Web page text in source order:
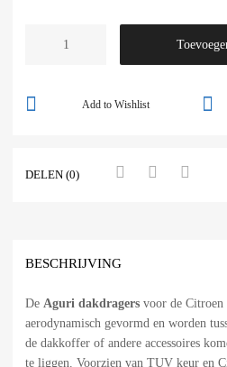
Add to Wishlist
DELEN (0)
BESCHRIJVING
De Aguri dakdragers voor de
aerodynamisch gevormd en worden
de dakkoffer of andere accessoires
te liggen. Voorzien van TUV keur en